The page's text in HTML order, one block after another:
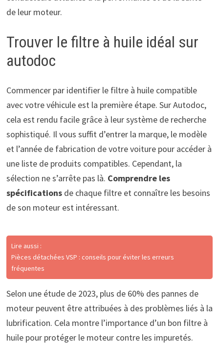
de leur moteur.
Trouver le filtre à huile idéal sur
autodoc
Commencer par identifier le filtre à huile compatible
avec votre véhicule est la première étape. Sur Autodoc,
cela est rendu facile grâce à leur système de recherche
sophistiqué. Il vous suffit d’entrer la marque, le modèle
et l’année de fabrication de votre voiture pour accéder à
une liste de produits compatibles. Cependant, la
sélection ne s’arrête pas là. Comprendre les
spécificationsde chaque filtre et connaître les besoins
de son moteur est intéressant.
Lire aussi :
Pièces détachées VSP : conseils pour éviter les erreurs
fréquentes
Selon une étude de 2023, plus de 60% des pannes de
moteur peuvent être attribuées à des problèmes liés à la
lubrification. Cela montre l’importance d’un bon filtre à
huile pour protéger le moteur contre les impuretés.